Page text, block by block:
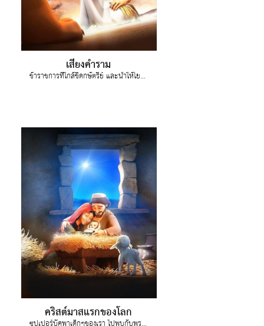
เสียงคำราม
ข้าราชการที่ใกล้ชิดกษัตริย์ และนำให้โยนดาเนียลลงไปในถ้ำสิงห์โต
คริสต์มาสแรกของโลก